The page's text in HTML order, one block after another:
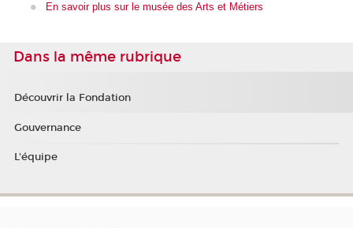
En savoir plus sur le musée des Arts et Métiers
Dans la même rubrique
Découvrir la Fondation
Gouvernance
L'équipe